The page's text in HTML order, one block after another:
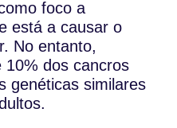
foco a
está a causar o
No entanto,
10% dos cancros
genéticas similares